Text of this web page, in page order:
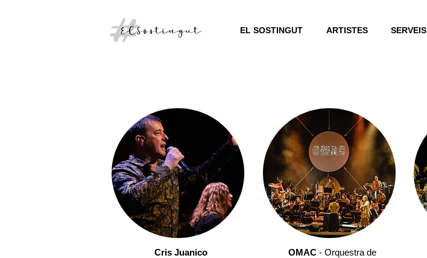
EL SOSTINGUT ARTISTES SERVEIS
Cris Juanico
OMAC- Orquestra de